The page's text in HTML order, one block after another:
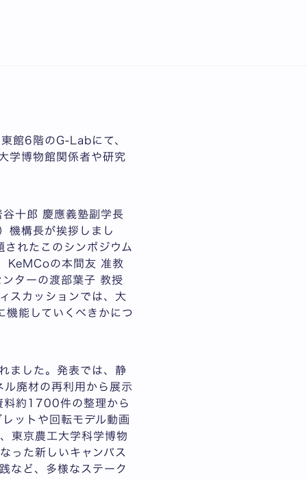
館6階のG-Labにて、
学博物館関係者や研究
十郎 慶應義塾副学長
機構長が挨拶しまし
れたこのシンポジウム
KeMCoの本間友 准教
ターの渡部葉子 教授
スカッションでは、大
機能していくべきかにつ
ました。発表では、静
廃材の再利用から展示
料約1700件の整理から
ットや回転モデル動画
東京農工大学科学博物
った新しいキャンパス
など、多様なステーク